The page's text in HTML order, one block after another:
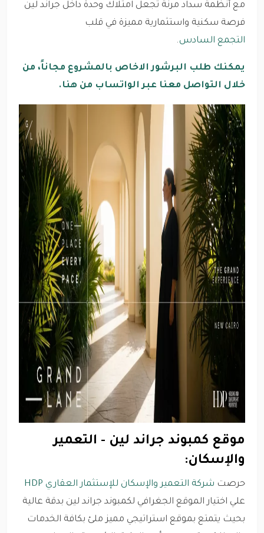
مع أنظمة سداد مرنة تجعل امتلاك وحدة داخل جراند لين
فرصة سكنية واستثمارية مميزة في قلب
التجمع السادس.
يمكنك طلب البرشور الاخاص بالمشروع مجاناً، من
خلال التواصل معنا عبر الواتساب من هنا.
موقع كمبوند جراند لين - التعمير
والإسكان:
حرصت شركة التعمير والإسكان للإستثمار العقاري HDP
علي اختيار الموقع الجغرافي لكمبوند جراند لين بدقة عالية
بحيث يتمتع بموقع استراتيجي مميز ملئ بكافة الخدمات